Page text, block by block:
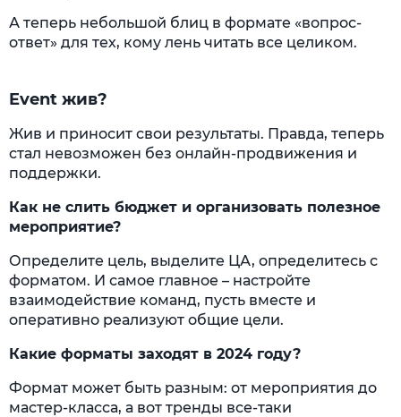
А теперь небольшой блиц в формате «вопрос-
ответ» для тех, кому лень читать все целиком.
Event жив?
Жив и приносит свои результаты. Правда, теперь
стал невозможен без онлайн-продвижения и
поддержки.
Как не слить бюджет и организовать полезное
мероприятие?
Определите цель, выделите ЦА, определитесь с
форматом. И самое главное – настройте
взаимодействие команд, пусть вместе и
оперативно реализуют общие цели.
Какие форматы заходят в 2024 году?
Формат может быть разным: от мероприятия до
мастер-класса, а вот тренды все-таки